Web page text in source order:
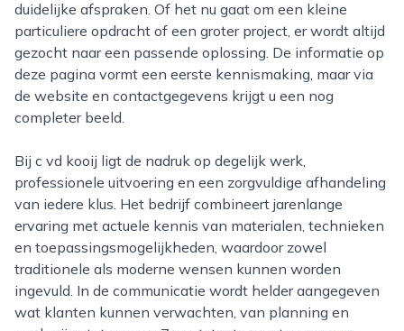
duidelijke afspraken. Of het nu gaat om een kleine
particuliere opdracht of een groter project, er wordt altijd
gezocht naar een passende oplossing. De informatie op
deze pagina vormt een eerste kennismaking, maar via
de website en contactgegevens krijgt u een nog
completer beeld.
Bij c vd kooij ligt de nadruk op degelijk werk,
professionele uitvoering en een zorgvuldige afhandeling
van iedere klus. Het bedrijf combineert jarenlange
ervaring met actuele kennis van materialen, technieken
en toepassingsmogelijkheden, waardoor zowel
traditionele als moderne wensen kunnen worden
ingevuld. In de communicatie wordt helder aangegeven
wat klanten kunnen verwachten, van planning en